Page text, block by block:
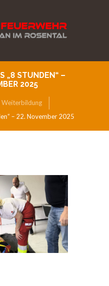
„8 STUNDEN“ –
2025
Weiterbildung
– 22. November 2025